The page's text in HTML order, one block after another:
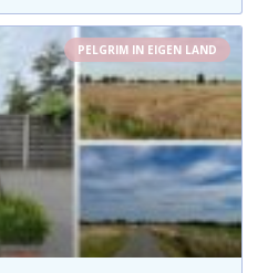
PELGRIM IN EIGEN LAND